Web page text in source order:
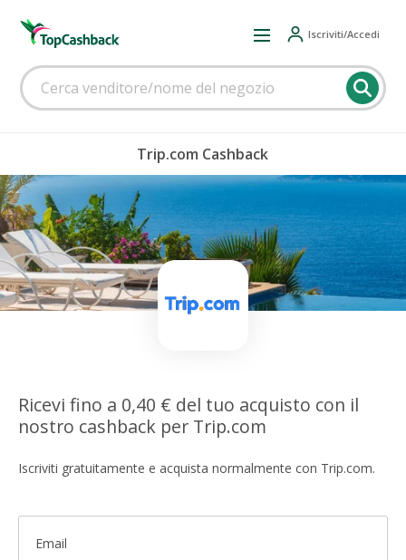
Iscriviti/Accedi
Trip.com Cashback
Ricevi fino a 0,40 € del tuo acquisto con il
nostro cashback per Trip.com
Iscriviti gratuitamente e acquista normalmente con Trip.com.
Email